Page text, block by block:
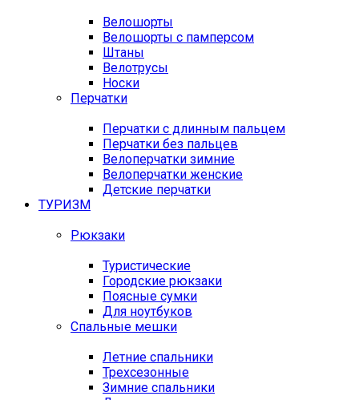
Велошорты
Велошорты с памперсом
Штаны
Велотрусы
Носки
Перчатки
Перчатки с длинным пальцем
Перчатки без пальцев
Велоперчатки зимние
Велоперчатки женские
Детские перчатки
ТУРИЗМ
Рюкзаки
Туристические
Городские рюкзаки
Поясные сумки
Для ноутбуков
Спальные мешки
Летние спальники
Трехсезонные
Зимние спальники